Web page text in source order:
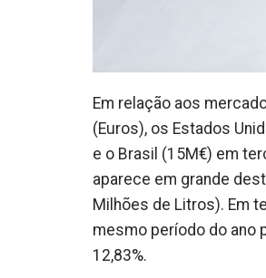
Em relação aos
(Euros), os Estados
e o Brasil (15M€) em
aparece em grande
Milhões de Litros). Em
mesmo período do ano
12,83%.